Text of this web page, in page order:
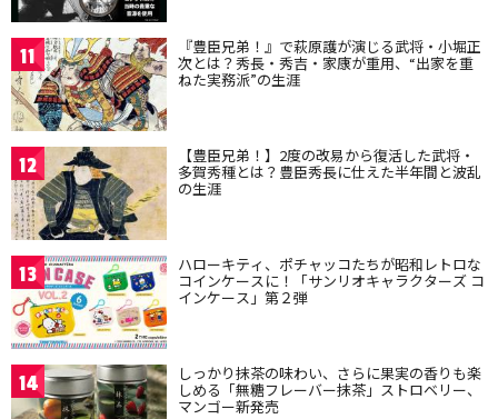
11 『豊臣兄弟！』で萩原護が演じる武将・小堀正
次とは？秀長・秀吉・家康が重用、“出家を重
ねた実務派”の生涯
12 【豊臣兄弟！】2度の改易から復活した武将・
多賀秀種とは？豊臣秀長に仕えた半年間と波乱
の生涯
13 ハローキティ、ポチャッコたちが昭和レトロな
コインケースに！「サンリオキャラクターズ コ
インケース」第２弾
14 しっかり抹茶の味わい、さらに果実の香りも楽
しめる「無糖フレーバー抹茶」ストロベリー、
マンゴー新発売